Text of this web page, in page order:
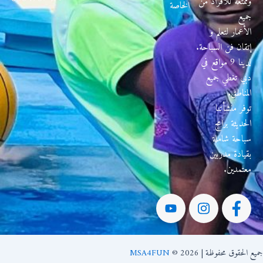
جميع
الأعمار لتعلم و
إتقان فن السباحة.
لدينا 9 مواقع في
دبي تغطي جميع
المناطق.
توفر منشأتنا
الحديثة برامج
سباحة شاملة
بقيادة مدربين
معتمدين.
الخاصة
محفوظة | 2026 © MSA4FUN